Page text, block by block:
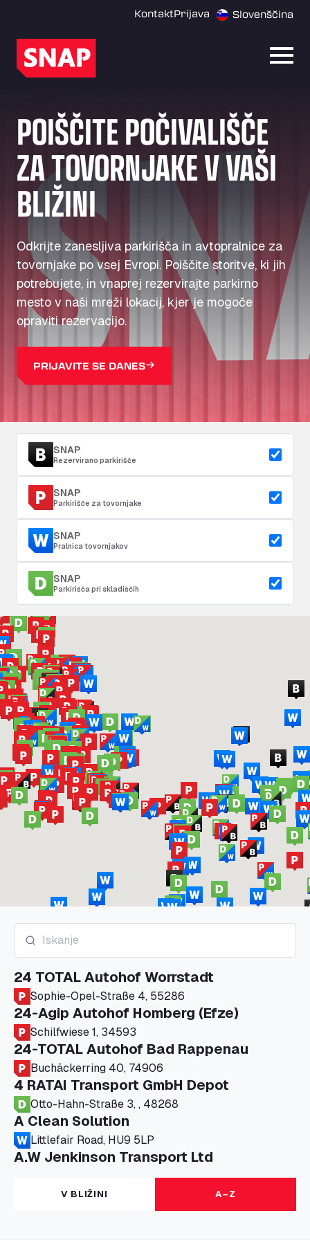
KontaktPrijava Slovenščina
POIŠČITE POČIVALIŠČE
ZA TOVORNJAKE V VAŠI
BLIŽINI
Odkrijte zanesljiva parkirišča in avtopralnice za
tovornjake po vsej Evropi. Poiščite storitve, ki jih
potrebujete, in vnaprej rezervirajte parkirno
mesto v naši mreži lokacij, kjer je mogoče
opraviti rezervacijo.
PRIJAVITE SE DANES
SNAP
Rezervirano parkirišče
SNAP
Parkirišče za tovornjake
SNAP
Pralnica tovornjakov
SNAP
Parkirišča pri skladiščih
24 TOTAL Autohof Worrstadt
Sophie-Opel-Straße 4, 55286
24-Agip Autohof Homberg (Efze)
Schilfwiese 1, 34593
24-TOTAL Autohof Bad Rappenau
Buchäckerring 40, 74906
4 RATAI Transport GmbH Depot
Otto-Hahn-Straße 3, , 48268
A Clean Solution
Littlefair Road, HU9 5LP
A.W Jenkinson Transport Ltd
Progress House, ME11 5GA
A+G Nettetal - Depot Parking
Am Panneschopp 7, 41334
V BLIŽINI A–Z